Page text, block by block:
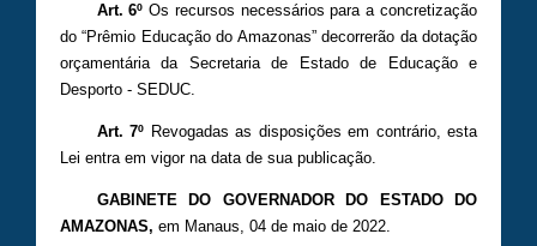
Art. 6º Os recursos necessários para a concretização
do “Prêmio Educação do Amazonas” decorrerão da dotação
orçamentária da Secretaria de Estado de Educação e
Desporto - SEDUC.
Art. 7º Revogadas as disposições em contrário, esta
Lei entra em vigor na data de sua publicação.
GABINETE DO GOVERNADOR DO ESTADO DO
AMAZONAS, em Manaus, 04 de maio de 2022.